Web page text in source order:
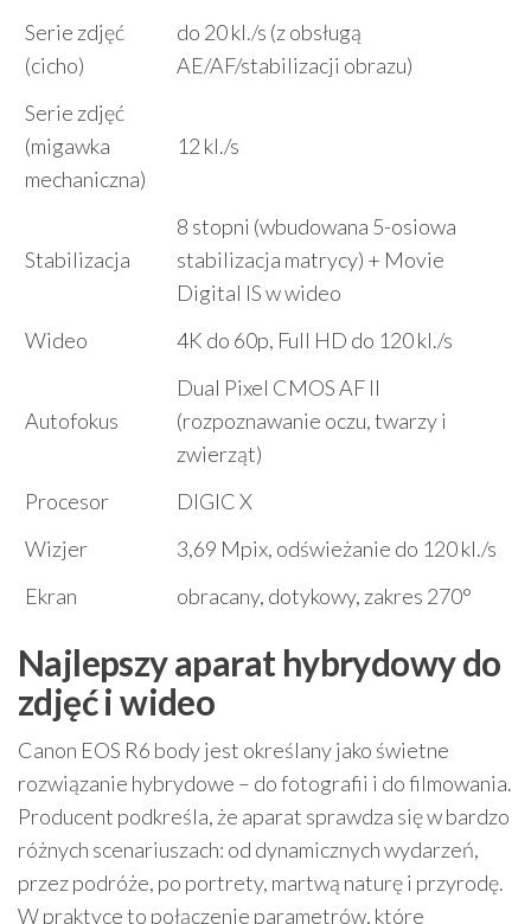
Serie zdjęć
(cicho)
do 20 kl./s (z obsługą
AE/AF/stabilizacji obrazu)
Serie zdjęć
(migawka
mechaniczna)
12 kl./s
Stabilizacja
8 stopni (wbudowana 5-osiowa
stabilizacja matrycy) + Movie
Digital IS w wideo
Wideo
4K do 60p, Full HD do 120 kl./s
Autofokus
Dual Pixel CMOS AF II
(rozpoznawanie oczu, twarzy i
zwierząt)
Procesor
DIGIC X
Wizjer
3,69 Mpix, odświeżanie do 120 kl./s
Ekran
obracany, dotykowy, zakres 270°
Najlepszy aparat hybrydowy do
zdjęć i wideo
Canon EOS R6 body jest określany jako świetne
rozwiązanie hybrydowe – do fotografii i do filmowania.
Producent podkreśla, że aparat sprawdza się w bardzo
różnych scenariuszach: od dynamicznych wydarzeń,
przez podróże, po portrety, martwą naturę i przyrodę.
W praktyce to połączenie parametrów, które